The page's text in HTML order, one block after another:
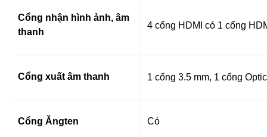
Cổng nhận hình ảnh, âm
thanh
4 cổng HDMI có 1 cổng
Cổng xuất âm thanh 1 cổng 3.5 mm, 1 cổng
Cổng Ăngten Có